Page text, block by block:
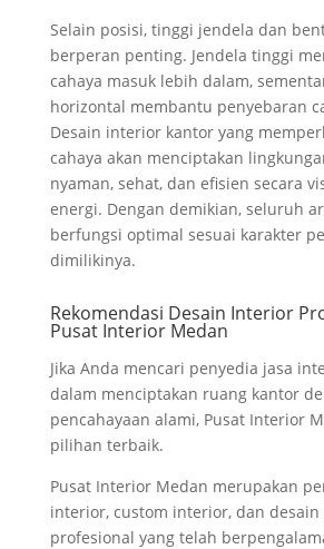
Selain posisi, tinggi jendela dan
berperan penting. Jendela tinggi
cahaya masuk lebih dalam,
horizontal membantu penyebaran
Desain interior kantor yang
cahaya akan menciptakan
nyaman, sehat, dan efisien secara
energi. Dengan demikian, seluruh
berfungsi optimal sesuai karakter
dimilikinya.
Rekomendasi Desain Interior
Pusat Interior Medan
Jika Anda mencari penyedia jasa
dalam menciptakan ruang kantor
pencahayaan alami, Pusat Interior
pilihan terbaik.
Pusat Interior Medan merupakan
interior, custom interior, dan
profesional yang telah